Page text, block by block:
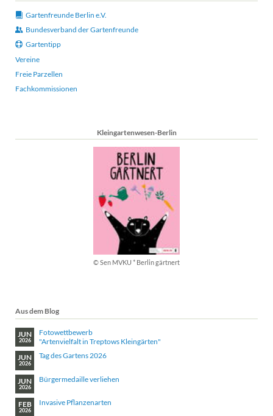
Gartenfreunde Berlin e.V.
Bundesverband der Gartenfreunde
Gartentipp
Vereine
Freie Parzellen
Fachkommissionen
Kleingartenwesen-Berlin
© Sen MVKU * Berlin gärtnert
Aus dem Blog
JUN
2026
Fotowettbewerb
"Artenvielfalt in Treptows Kleingärten"
JUN
2026
Tag des Gartens 2026
JUN
2026
Bürgermedaille verliehen
FEB
2026
Invasive Pflanzenarten